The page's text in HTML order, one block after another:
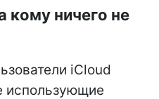
кому ничего не
iCloud
использующие